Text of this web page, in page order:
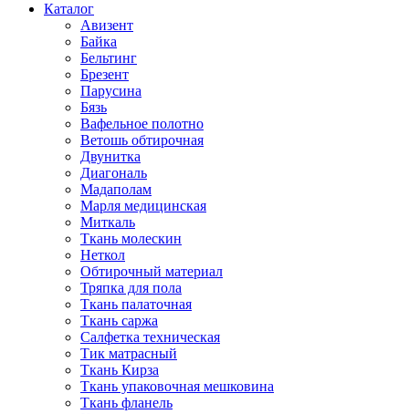
Каталог
Авизент
Байка
Бельтинг
Брезент
Парусина
Бязь
Вафельное полотно
Ветошь обтирочная
Двунитка
Диагональ
Мадаполам
Марля медицинская
Миткаль
Ткань молескин
Неткол
Обтирочный материал
Тряпка для пола
Ткань палаточная
Ткань саржа
Салфетка техническая
Тик матрасный
Ткань Кирза
Ткань упаковочная мешковина
Ткань фланель